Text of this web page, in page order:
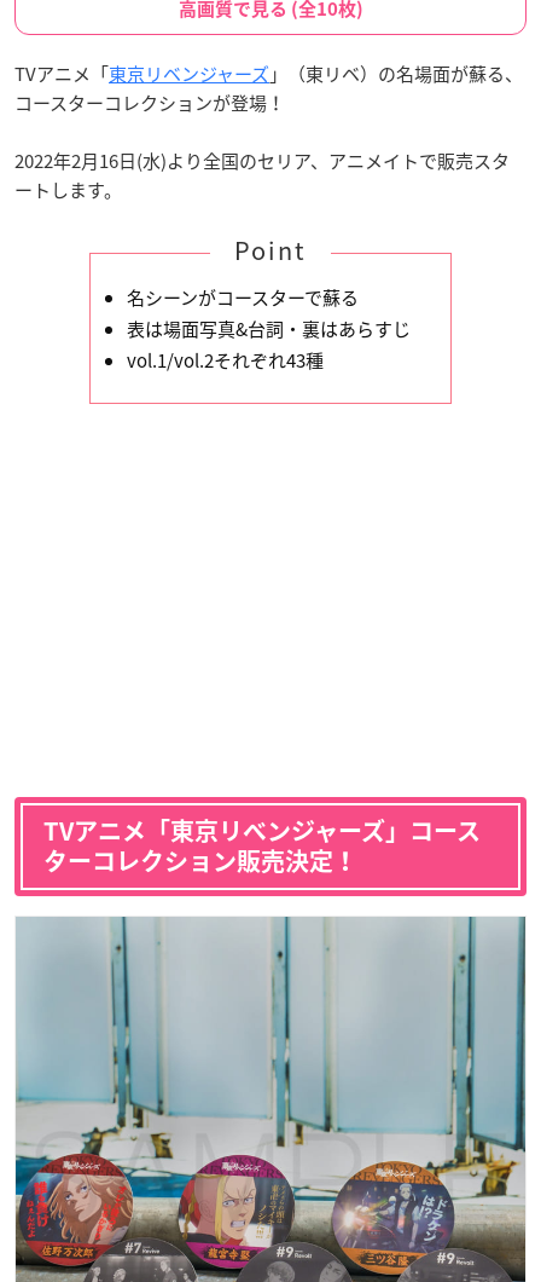
高画質で見る (全10枚)
TVアニメ「東京リベンジャーズ 」（東リベ）の名場面が蘇る、
コースターコレクションが登場！
2022年2月16日(水)より全国のセリア、アニメイトで販売スタ
ートします。
Point
名シーンがコースターで蘇る
表は場面写真&台詞・裏はあらすじ
vol.1/vol.2それぞれ43種
TVアニメ「東京リベンジャーズ」コース
ターコレクション販売決定！